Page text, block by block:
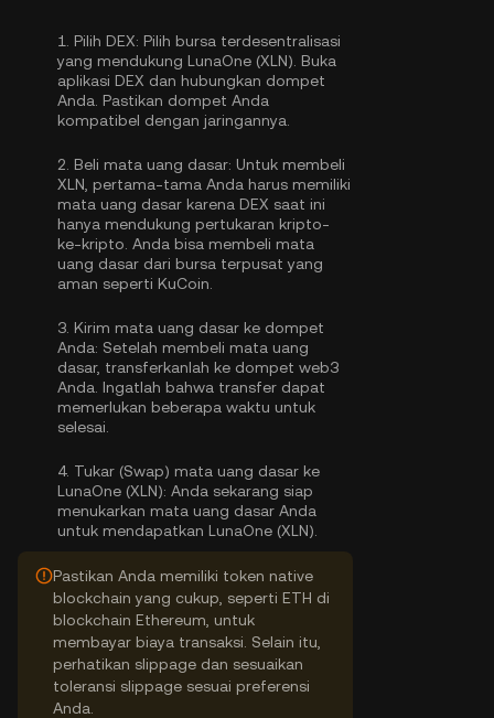
1. Pilih DEX: Pilih bursa terdesentralisasi
yang mendukung LunaOne (XLN). Buka
aplikasi DEX dan hubungkan dompet
Anda. Pastikan dompet Anda
kompatibel dengan jaringannya.
2. Beli mata uang dasar: Untuk membeli
XLN, pertama-tama Anda harus memiliki
mata uang dasar karena DEX saat ini
hanya mendukung pertukaran kripto-
ke-kripto. Anda bisa membeli mata
uang dasar dari bursa terpusat yang
aman seperti KuCoin.
3. Kirim mata uang dasar ke dompet
Anda: Setelah membeli mata uang
dasar, transferkanlah ke dompet web3
Anda. Ingatlah bahwa transfer dapat
memerlukan beberapa waktu untuk
selesai.
4. Tukar (Swap) mata uang dasar ke
LunaOne (XLN): Anda sekarang siap
menukarkan mata uang dasar Anda
untuk mendapatkan LunaOne (XLN).
Pastikan Anda memiliki token native
blockchain yang cukup, seperti ETH di
blockchain Ethereum, untuk
membayar biaya transaksi. Selain itu,
perhatikan slippage dan sesuaikan
toleransi slippage sesuai preferensi
Anda.